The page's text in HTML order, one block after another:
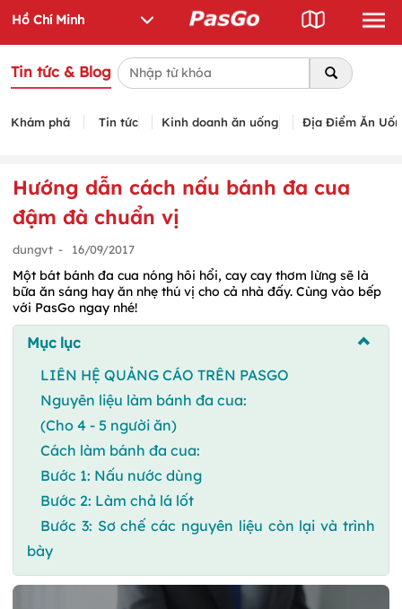
Tin tức & Blog
Khám phá Tin tức Kinh doanh ăn uống Địa Điểm Ăn
Hướng dẫn cách nấu bánh đa cua
đậm đà chuẩn vị
dungvt - 16/09/2017
Một bát bánh đa cua nóng hôi hổi, cay cay thơm lừng sẽ là
bữa ăn sáng hay ăn nhẹ thú vị cho cả nhà đấy. Cùng vào bếp
với PasGo ngay nhé!
Mục lục
LIÊN HỆ QUẢNG CÁO TRÊN PASGO
Nguyên liệu làm bánh đa cua:
(Cho 4 - 5 người ăn)
Cách làm bánh đa cua:
Bước 1: Nấu nước dùng
Bước 2: Làm chả lá lốt
Bước 3: Sơ chế các nguyên liệu còn lại và trình
bày